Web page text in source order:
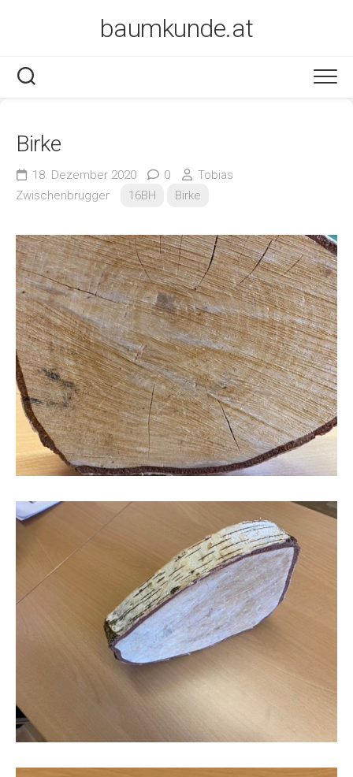
baumkunde.at
Birke
18. Dezember 2020 0
Tobias
Zwischenbrugger
16BH Birke